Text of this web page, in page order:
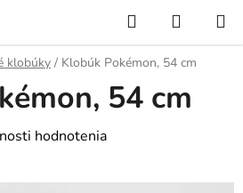
Hľadať
KOŠÍK
klobúky / Klobúk Pokémon, 54 cm
54 cm
hodnotenia